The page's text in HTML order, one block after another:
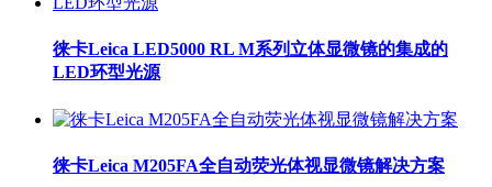
徕卡Leica LED5000 RL M系列立体显微镜的集成的
LED环型光源
徕卡Leica M205FA全自动荧光体视显微镜解决方案